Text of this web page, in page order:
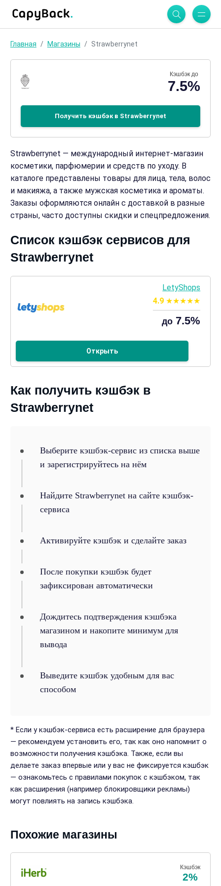
Главная Магазины Strawberrynet
Кэшбэк до
7.5%
Получить кэшбэк в Strawberrynet
Strawberrynet — международный интернет‑магазин
косметики, парфюмерии и средств по уходу. В
каталоге представлены товары для лица, тела, волос
и макияжа, а также мужская косметика и ароматы.
Заказы оформляются онлайн с доставкой в разные
страны, часто доступны скидки и спецпредложения.
Список кэшбэк сервисов для
Strawberrynet
LetyShops
4.9
до 7.5%
Открыть
Как получить кэшбэк в
Strawberrynet
Выберите кэшбэк-сервис из списка выше
и зарегистрируйтесь на нём
Найдите Strawberrynet на сайте кэшбэк-
сервиса
Активируйте кэшбэк и сделайте заказ
После покупки кэшбэк будет
зафиксирован автоматически
Дождитесь подтверждения кэшбэка
магазином и накопите минимум для
вывода
Выведите кэшбэк удобным для вас
способом
* Если у кэшбэк-сервиса есть расширение для браузера
— рекомендуем установить его, так как оно напомнит о
возможности получения кэшбэка. Также, если вы
делаете заказ впервые или у вас не фиксируется кэшбэк
— ознакомьтесь с правилами покупок с кэшбэком, так
как расширения (например блокировщики рекламы)
могут повлиять на запись кэшбэка.
Похожие магазины
Кэшбэк
2%